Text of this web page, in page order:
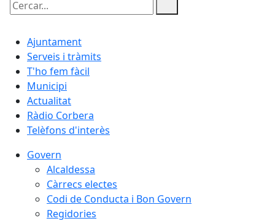
Cercar:
Ajuntament
Serveis i tràmits
T'ho fem fàcil
Municipi
Actualitat
Ràdio Corbera
Telèfons d'interès
Govern
Alcaldessa
Càrrecs electes
Codi de Conducta i Bon Govern
Regidories